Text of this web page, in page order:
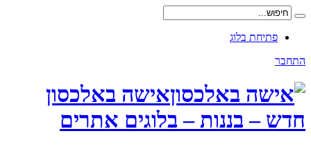
פתיחת בלוג
התחבר
אישה באלכסון
חדש – בננות – בלוגים אתרים